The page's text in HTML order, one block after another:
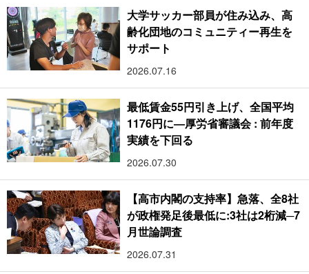
大学サッカー部員が住み込み、高
齢化団地のコミュニティー再生を
サポート
2026.07.16
最低賃金55円引き上げ、全国平均
1176円に―厚労省審議会 : 前年度
実績を下回る
2026.07.30
【高市内閣の支持率】急落、全8社
が政権発足後最低に:3社は2桁減─7
月世論調査
2026.07.31